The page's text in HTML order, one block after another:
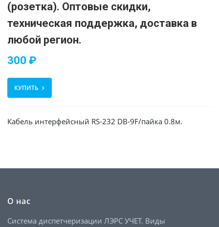
(розетка). Оптовые скидки,
техническая поддержка, доставка в
любой регион.
300 ₽
КУПИТЬ
Кабель интерфейсный RS-232 DB-9F/пайка 0.8м.
О нас
Система диспетчеризации ЛЭРС УЧЕТ. Виды